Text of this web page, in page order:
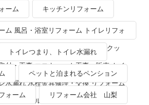
ーム キッチンリフォーム
ム 風呂・浴室リフォーム トイレリフォ
ーム オール電化リフォーム ＩＨクッ
付・工事 エコキュート工事・販売 トイ
水漏れ 水栓金具修理・交換 リフォーム
Ｏリモデルクラブ
トイレつまり、トイレ水漏れ
ペットと泊まれるペンション
ォーム リフォーム会社 山梨